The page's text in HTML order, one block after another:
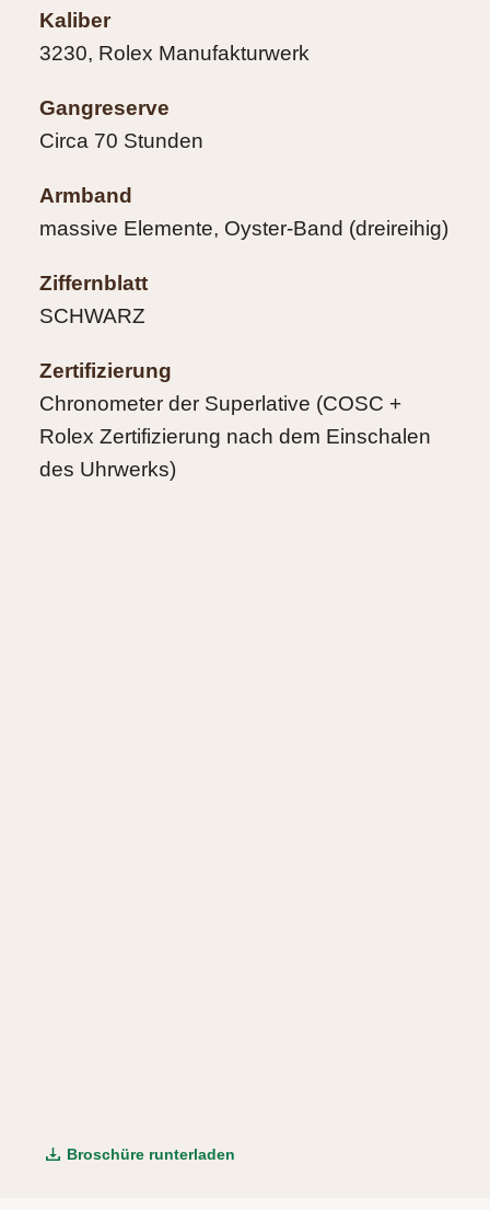
Kaliber
3230, Rolex Manufakturwerk
Gangreserve
Circa 70 Stunden
Armband
massive Elemente, Oyster-Band (dreireihig)
Ziffernblatt
SCHWARZ
Zertifizierung
Chronometer der Superlative (COSC +
Rolex Zertifizierung nach dem Einschalen
des Uhrwerks)
Broschüre runterladen